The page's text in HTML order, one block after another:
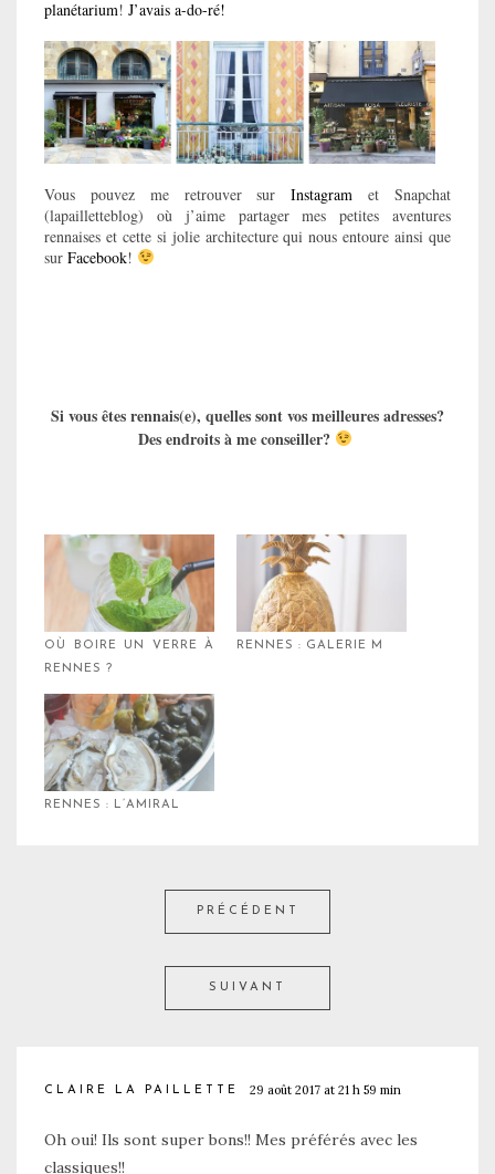
planétarium! J’avais a-do-ré!
Vous pouvez me retrouver surInstagram et Snapchat
(lapailletteblog) où j’aime partager mes petites aventures
rennaises et cette si jolie architecture qui nous entoure ainsi que
sur Facebook!
Si vous êtes rennais(e), quelles sont vos meilleures adresses?
Des endroits à me conseiller?
OÙ BOIRE UN VERRE À
RENNES ?
RENNES : GALERIE M
RENNES : L’AMIRAL
PRÉCÉDENT
SUIVANT
CLAIRE LA PAILLETTE 29 août 2017 at 21 h 59 min
Oh oui! Ils sont super bons!! Mes préférés avec les
classiques!!